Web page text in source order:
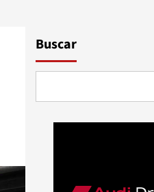
Buscar